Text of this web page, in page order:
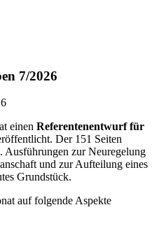
7/2026
einen Referentenentwurf für
Der 151 Seiten
Ausführungen zur Neuregelung
und zur Aufteilung eines
Grundstück.
auf folgende Aspekte